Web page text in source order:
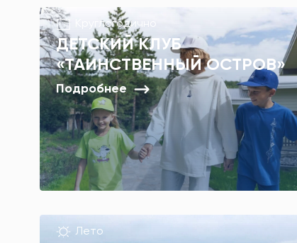
Круглогодично
ДЕТСКИЙ КЛУБ
«ТАИНСТВЕННЫЙ ОСТРОВ»
Подробнее
Лето